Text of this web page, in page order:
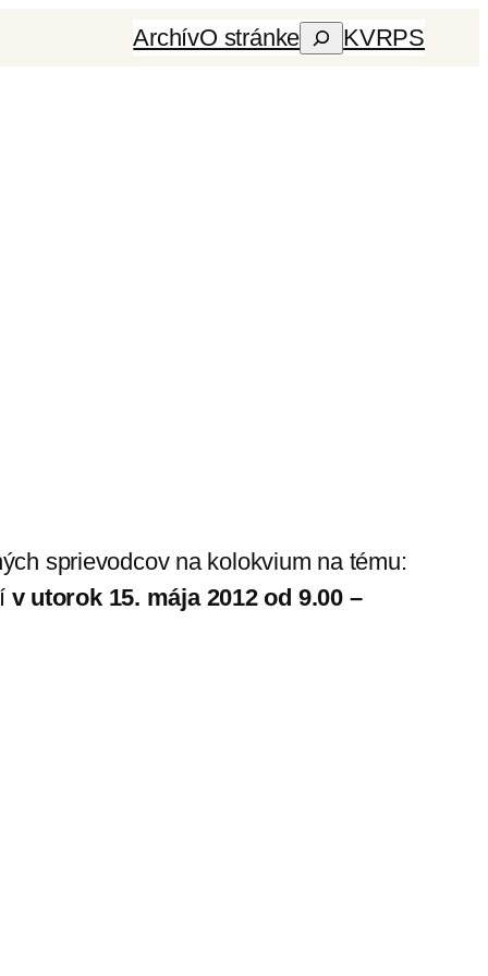
ArchívO stránkeHľadaťKVRPS
sprievodcov na kolokvium na tému:
v utorok 15. mája 2012 od 9.00 –